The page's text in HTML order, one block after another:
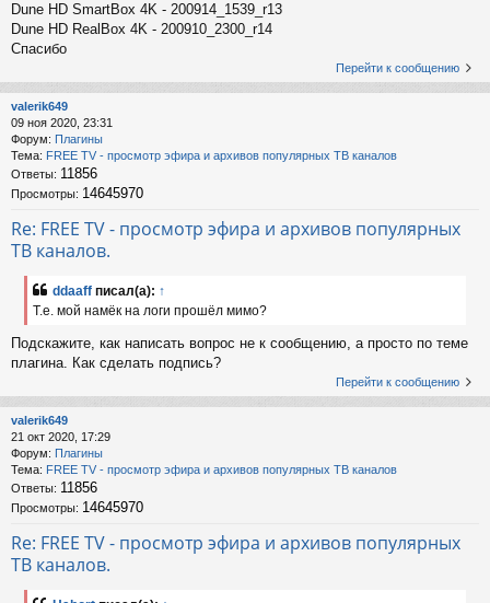
Dune HD SmartBox 4K - 200914_1539_r13
Dune HD RealBox 4K - 200910_2300_r14
Спасибо
Перейти к сообщению
valerik649
09 ноя 2020, 23:31
Форум: Плагины
Тема: FREE TV - просмотр эфира и архивов популярных ТВ каналов
Ответы: 11856
Просмотры: 14645970
Re: FREE TV - просмотр эфира и архивов популярных
ТВ каналов.
ddaaff писал(а): ↑
Т.е. мой намёк на логи прошёл мимо?
Подскажите, как написать вопрос не к сообщению, а просто по теме
плагина. Как сделать подпись?
Перейти к сообщению
valerik649
21 окт 2020, 17:29
Форум: Плагины
Тема: FREE TV - просмотр эфира и архивов популярных ТВ каналов
Ответы: 11856
Просмотры: 14645970
Re: FREE TV - просмотр эфира и архивов популярных
ТВ каналов.